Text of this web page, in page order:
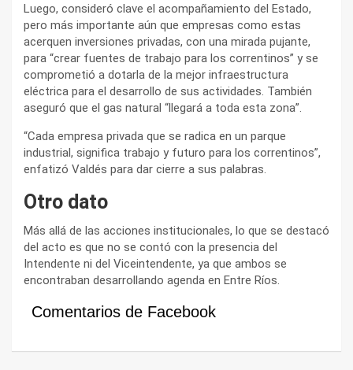
Luego, consideró clave el acompañamiento del Estado,
pero más importante aún que empresas como estas
acerquen inversiones privadas, con una mirada pujante,
para “crear fuentes de trabajo para los correntinos” y se
comprometió a dotarla de la mejor infraestructura
eléctrica para el desarrollo de sus actividades. También
aseguró que el gas natural “llegará a toda esta zona”.
“Cada empresa privada que se radica en un parque
industrial, significa trabajo y futuro para los correntinos”,
enfatizó Valdés para dar cierre a sus palabras.
Otro dato
Más allá de las acciones institucionales, lo que se destacó
del acto es que no se contó con la presencia del
Intendente ni del Viceintendente, ya que ambos se
encontraban desarrollando agenda en Entre Ríos.
Comentarios de Facebook